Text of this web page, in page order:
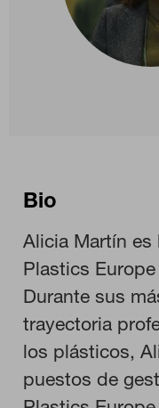
Bio
Alicia Martín es
Plastics
Durante sus
trayectoria
los plásticos,
puestos de